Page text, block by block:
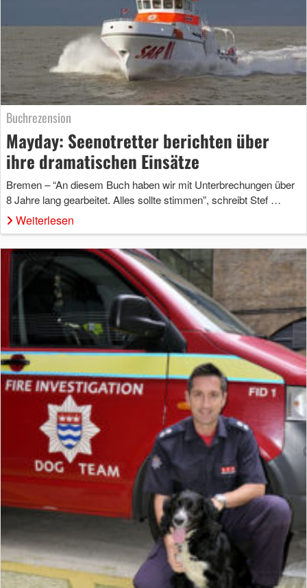
Buchrezension
Mayday: Seenotretter berichten über
ihre dramatischen Einsätze
Bremen – “An diesem Buch haben wir mit Unterbrechungen über
8 Jahre lang gearbeitet. Alles sollte stimmen”, schreibt Stef …
Weiterlesen